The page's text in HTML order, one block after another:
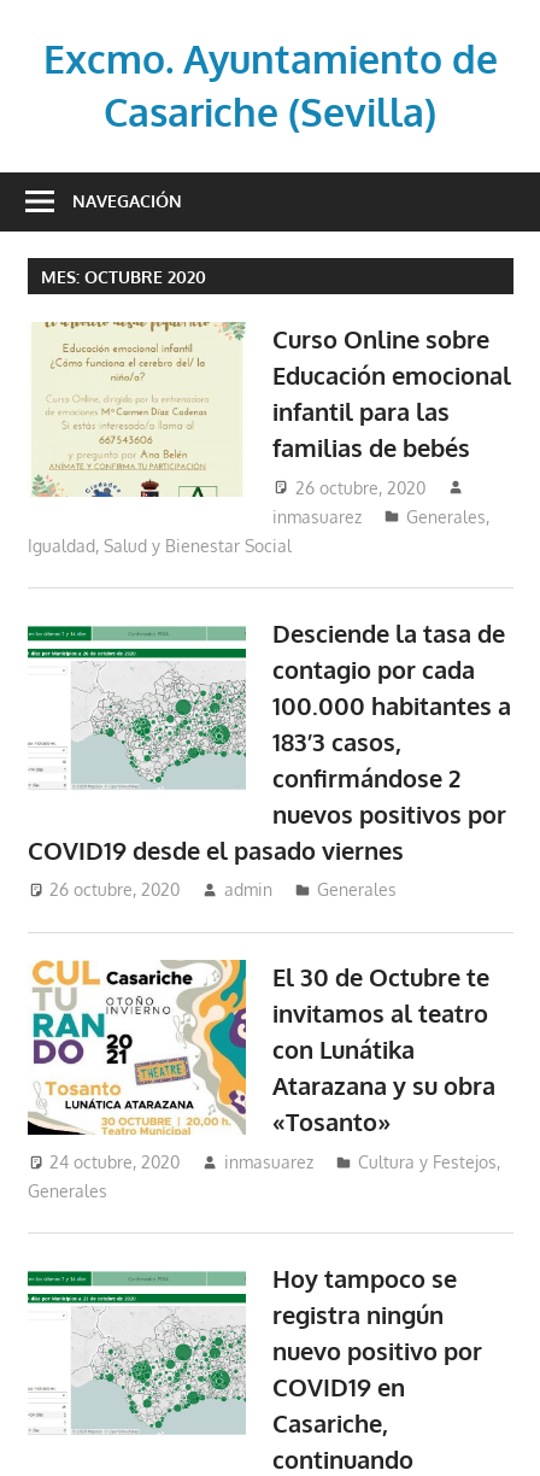
contenidoExcmo. Ayuntamiento de
Casariche (Sevilla)
oficial
Ayuntamiento
de
Casariche
(Sevilla)
NAVEGACIÓN
MES: OCTUBRE 2020
Curso Online sobre
Educación emocional
infantil para las
familias de bebés
26 octubre, 2020
inmasuarez
Generales,
Igualdad, Salud y Bienestar Social
Desciende la tasa de
contagio por cada
100.000 habitantes a
183’3 casos,
confirmándose 2
nuevos positivos por
COVID19 desde el pasado viernes
26 octubre, 2020 admin Generales
El 30 de Octubre te
invitamos al teatro
con Lunátika
Atarazana y su obra
«Tosanto»
24 octubre, 2020 inmasuarez Cultura y Festejos,
Generales
Hoy tampoco se
registra ningún
nuevo positivo por
COVID19 en
Casariche,
continuando